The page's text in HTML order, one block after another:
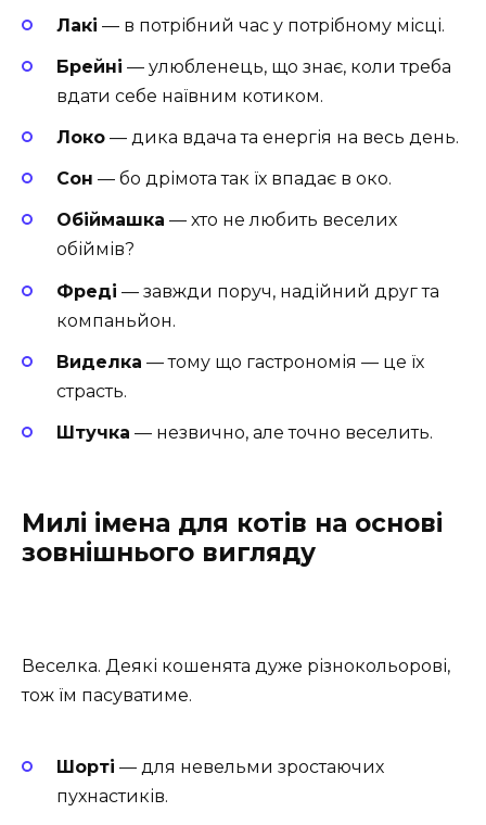
Лакі — в потрібний час у потрібному місці.
Брейні — улюбленець, що знає, коли треба
вдати себе наївним котиком.
Локо — дика вдача та енергія на весь день.
Сон — бо дрімота так їх впадає в око.
Обіймашка — хто не любить веселих
обіймів?
Фреді — завжди поруч, надійний друг та
компаньйон.
Виделка — тому що гастрономія — це їх
страсть.
Штучка — незвично, але точно веселить.
Милі імена для котів на основі
зовнішнього вигляду
Веселка. Деякі кошенята дуже різнокольорові,
тож їм пасуватиме.
Шорті — для невельми зростаючих
пухнастиків.